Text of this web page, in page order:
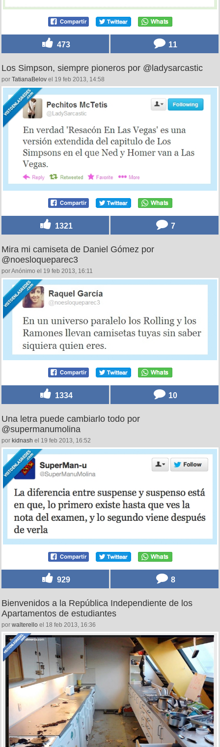
473 11
Los Simpson, siempre pioneros por @ladysarcastic
por TatianaBelov el 19 feb 2013, 14:58
1321 7
Mira mi camiseta de Daniel Gómez por
@noesloqueparec3
por Anónimo el 19 feb 2013, 16:11
1334 10
Una letra puede cambiarlo todo por
@supermanumolina
por kidnash el 19 feb 2013, 16:52
929 8
Bienvenidos a la República Independiente de los
Apartamentos de estudiantes
por walterello el 18 feb 2013, 16:36